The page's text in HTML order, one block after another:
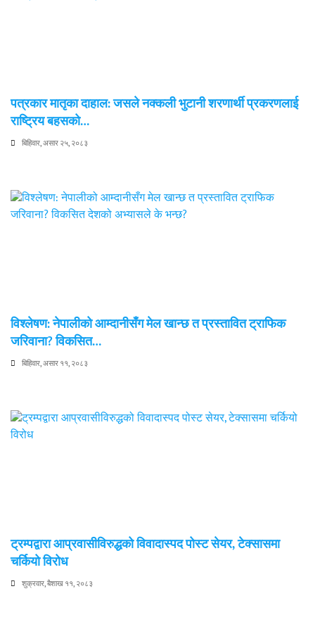
पत्रकार मातृका दाहाल: जसले नक्कली भुटानी शरणार्थी प्रकरणलाई
राष्ट्रिय बहसको…
बिहिवार, असार २५, २०८३
विश्लेषण: नेपालीको आम्दानीसँग मेल खान्छ त प्रस्तावित ट्राफिक
जरिवाना? विकसित…
बिहिवार, असार ११, २०८३
ट्रम्पद्वारा आप्रवासीविरुद्धको विवादास्पद पोस्ट सेयर, टेक्सासमा
चर्कियो विरोध
शुक्रवार, बैशाख ११, २०८३